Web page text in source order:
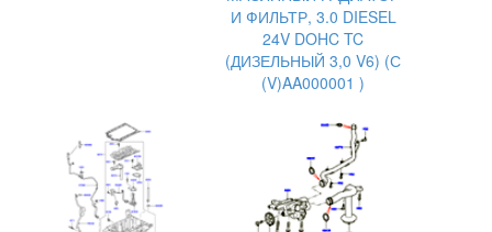
И ФИЛЬТР, 3.0 DIESEL
24V DOHC TC
(ДИЗЕЛЬНЫЙ 3,0 V6) (С
(V)AA000001 )